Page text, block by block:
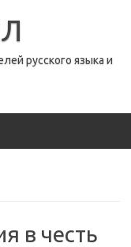
русского языка и
в честь